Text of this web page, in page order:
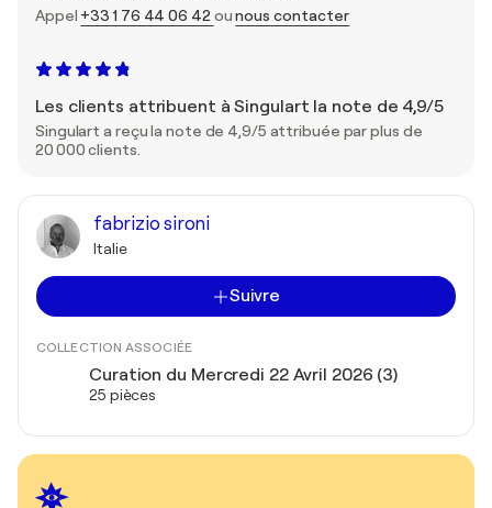
Appel +33 1 76 44 06 42 ounous contacter
Les clients attribuent à Singulart la note de 4,9/5
Singulart a reçu la note de 4,9/5 attribuée par plus de
20 000 clients.
fabrizio sironi
Italie
Suivre
COLLECTION ASSOCIÉE
Curation du Mercredi 22 Avril 2026 (3)
25 pièces